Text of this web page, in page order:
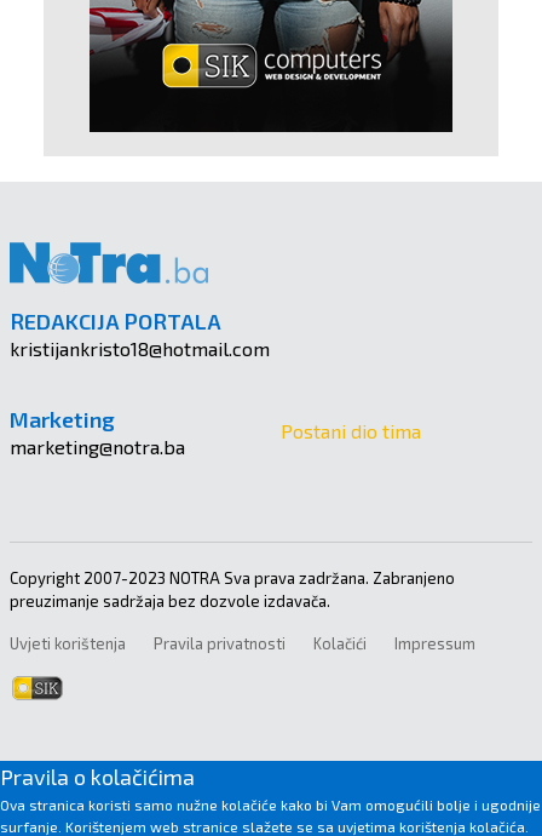
REDAKCIJA PORTALA
kristijankristo18@hotmail.com
Marketing
marketing@notra.ba
Postani dio tima
Copyright 2007-2023 NOTRA Sva prava zadržana. Zabranjeno
preuzimanje sadržaja bez dozvole izdavača.
Uvjeti korištenja Pravila privatnosti Kolačići Impressum
Pravila o kolačićima
Ova stranica koristi samo nužne kolačiće kako bi Vam omogućili bolje i ugodnije
surfanje. Korištenjem web stranice slažete se sa uvjetima korištenja kolačića.